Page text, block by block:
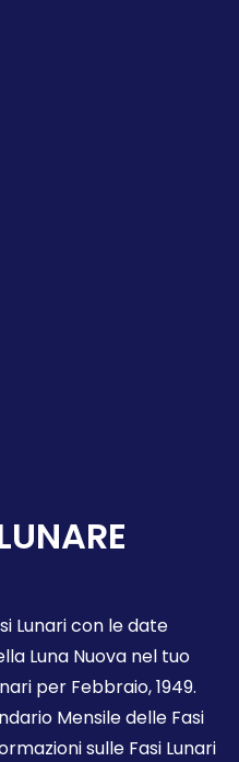
Lunari con le date
Luna Nuova nel tuo
per Febbraio, 1949.
Mensile delle Fasi
sulle Fasi Lunari